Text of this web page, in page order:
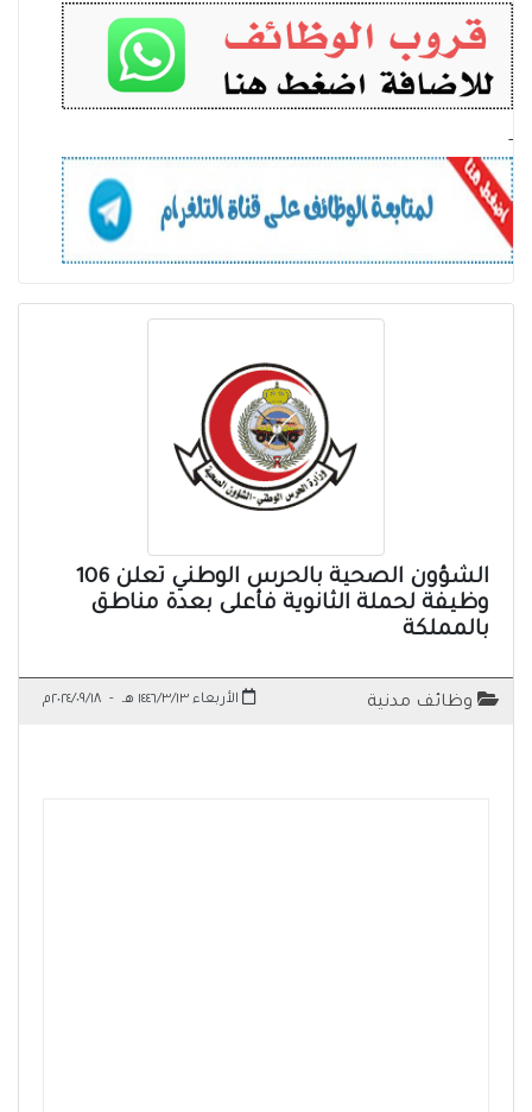
-
الشؤون الصحية بالحرس الوطني تعلن 106
وظيفة لحملة الثانوية فأعلى بعدة مناطق
بالمملكة
وظائف مدنية الأربعاء ١٤٤٦/٣/١٣ هـ - ٢٠٢٤/٠٩/١٨م